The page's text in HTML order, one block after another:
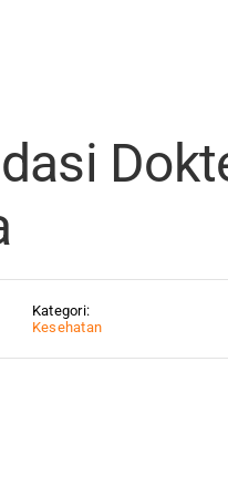
Kategori:
Kesehatan